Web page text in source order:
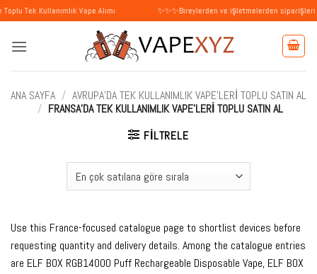
İçeriğe
atla
Vape Alımı ✨✨✨Bireylerden ve işletmelerden siparişleri kabul
ANA SAYFA / AVRUPA'DA TEK KULLANIMLIK VAPE'LERI TOPLU SATIN AL
/ FRANSA'DA TEK KULLANIMLIK VAPE'LERI TOPLU SATIN AL
FILTRELE
Use this France-focused catalogue page to shortlist devices before
requesting quantity and delivery details. Among the catalogue entries
are ELF BOX RGB14000 Puff Rechargeable Disposable Vape, ELF BOX